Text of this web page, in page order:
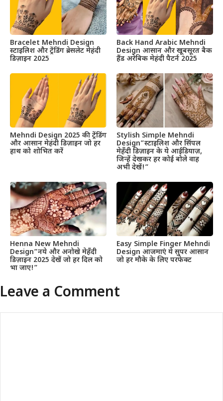
Bracelet Mehndi Design
स्टाइलिश और ट्रेंडिंग ब्रेसलेट मेहंदी
डिज़ाइन 2025
Back Hand Arabic Mehndi
Design आसान और खूबसूरत बैक
हैंड अरेबिक मेहंदी पैटर्न 2025
Mehndi Design 2025 की ट्रेंडिंग
और आसान मेहंदी डिज़ाइन जो हर
हाथ को शोभित करें
Stylish Simple Mehndi
Design”स्टाइलिश और सिंपल
मेहँदी डिज़ाइन के ये आईडियाज़,
जिन्हें देखकर हर कोई बोले वाह
अभी देखें!”
Henna New Mehndi
Design”नये और अनोखे मेहँदी
डिज़ाइन 2025 देखें जो हर दिल को
भा जाए!”
Easy Simple Finger Mehndi
Design आजमाएं ये सुपर आसान
जो हर मौके के लिए परफेक्ट
Leave a Comment